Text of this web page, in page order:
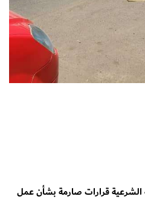
قرارات صارمة بشأن عمل